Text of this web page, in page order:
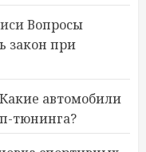
Вопросы
закон при
Какие автомобили
тюнинга?